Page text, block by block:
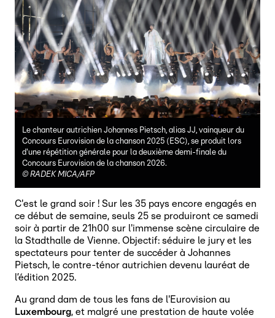
Le chanteur autrichien Johannes Pietsch, alias JJ, vainqueur du
Concours Eurovision de la chanson 2025 (ESC), se produit lors
d'une répétition générale pour la deuxième demi-finale du
Concours Eurovision de la chanson 2026.
© RADEK MICA/AFP
C'est le grand soir ! Sur les 35 pays encore engagés en
ce début de semaine, seuls 25 se produiront ce samedi
soir à partir de 21h00 sur l'immense scène circulaire de
la Stadthalle de Vienne. Objectif: séduire le jury et les
spectateurs pour tenter de succéder à Johannes
Pietsch, le contre-ténor autrichien devenu lauréat de
l’édition 2025.
Au grand dam de tous les fans de l'Eurovision au
Luxembourg, et malgré une prestation de haute volée